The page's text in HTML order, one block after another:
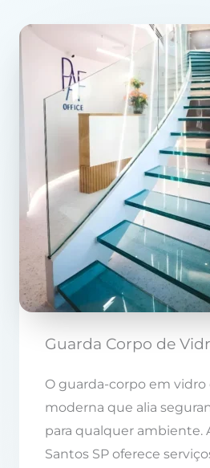
Guarda Corpo de
O guarda-corpo em vidro
moderna que alia
para qualquer ambiente.
Santos SP oferece